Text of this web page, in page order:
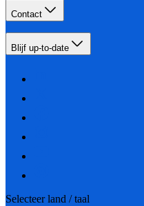
Contact
Blijf up-to-date
Selecteer land / taal